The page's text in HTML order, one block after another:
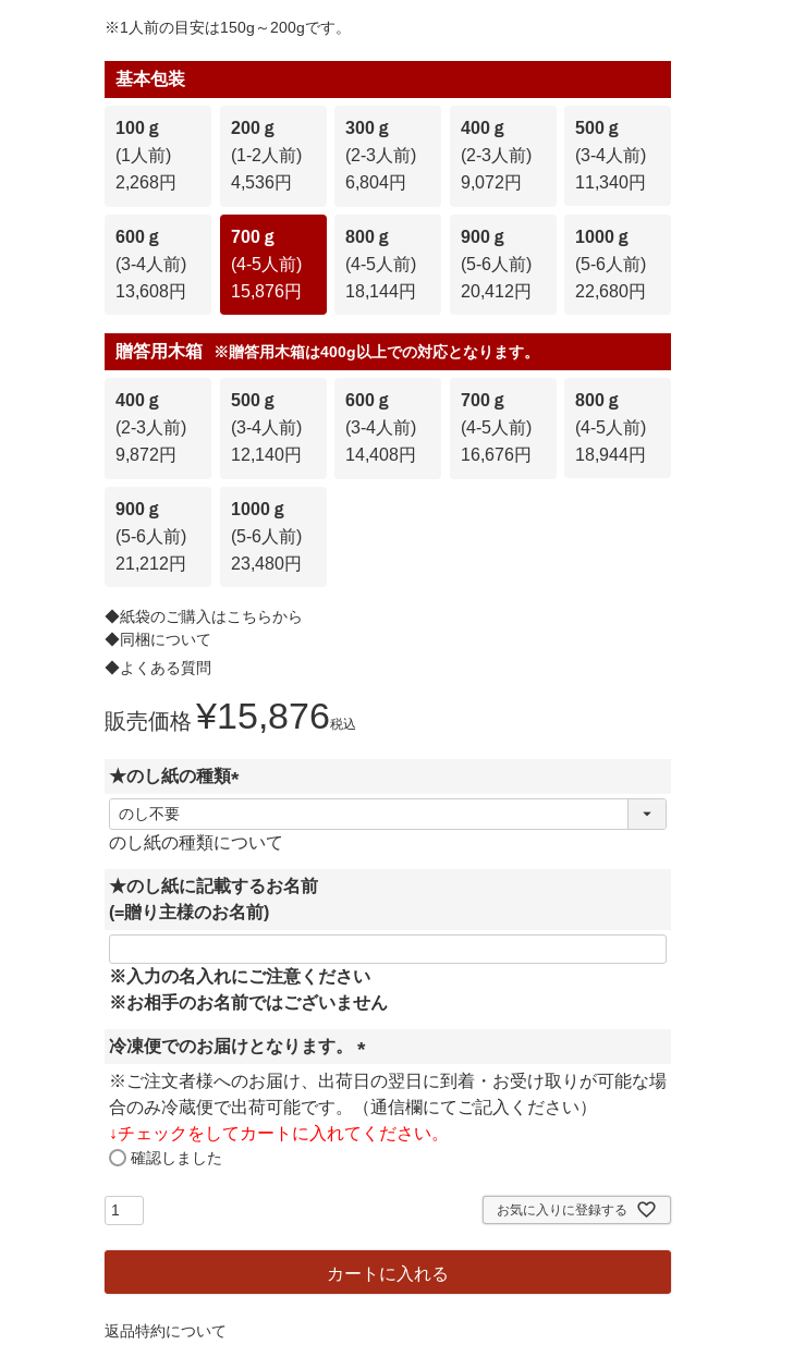
※1人前の目安は150g～200gです。
基本包装
100ｇ
(1人前)
2,268円
200ｇ
(1-2人前)
4,536円
300ｇ
(2-3人前)
6,804円
400ｇ
(2-3人前)
9,072円
500ｇ
(3-4人前)
11,340円
600ｇ
(3-4人前)
13,608円
700ｇ
(4-5人前)
15,876円
800ｇ
(4-5人前)
18,144円
900ｇ
(5-6人前)
20,412円
1000ｇ
(5-6人前)
22,680円
贈答用木箱 ※贈答用木箱は400g以上での対応となります。
400ｇ
(2-3人前)
9,872円
500ｇ
(3-4人前)
12,140円
600ｇ
(3-4人前)
14,408円
700ｇ
(4-5人前)
16,676円
800ｇ
(4-5人前)
18,944円
900ｇ
(5-6人前)
21,212円
1000ｇ
(5-6人前)
23,480円
◆紙袋のご購入はこちらから
◆同梱について
◆よくある質問
販売価格 ¥15,876税込
★のし紙の種類
必
)
のし紙の種類について
★のし紙に記載するお名前
(=贈り主様のお名前)
※入力の名入れにご注意ください
※お相手のお名前ではございません
冷凍便でのお届けとなります。
(
必
須
※ご注文者様へのお届け、出荷日の翌日に到着・お受け取りが可能な場
合のみ冷蔵便で出荷可能です。（通信欄にてご記入ください）
↓チェックをしてカートに入れてください。
確認しました
お気に入りに登録する
カートに入れる
返品特約について